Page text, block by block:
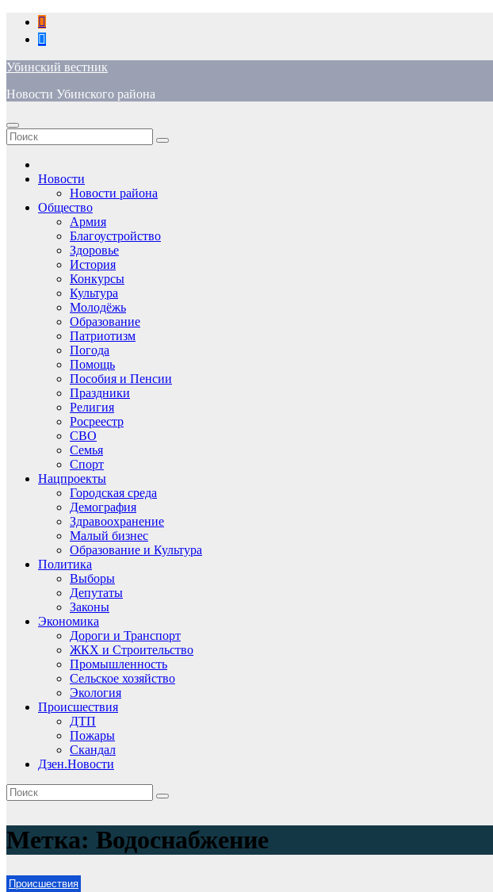
Перейти
содержимому
Убинский вестник
Новости Убинского района
Новости
Новости района
Общество
Армия
Благоустройство
Здоровье
История
Конкурсы
Культура
Молодёжь
Образование
Патриотизм
Погода
Помощь
Пособия и Пенсии
Праздники
Религия
Росреестр
СВО
Семья
Спорт
Нацпроекты
Городская среда
Демография
Здравоохранение
Малый бизнес
Образование и Культура
Политика
Выборы
Депутаты
Законы
Экономика
Дороги и Транспорт
ЖКХ и Строительство
Промышленность
Сельское хозяйство
Экология
Происшествия
ДТП
Пожары
Скандал
Дзен.Новости
Метка: Водоснабжение
Происшествия